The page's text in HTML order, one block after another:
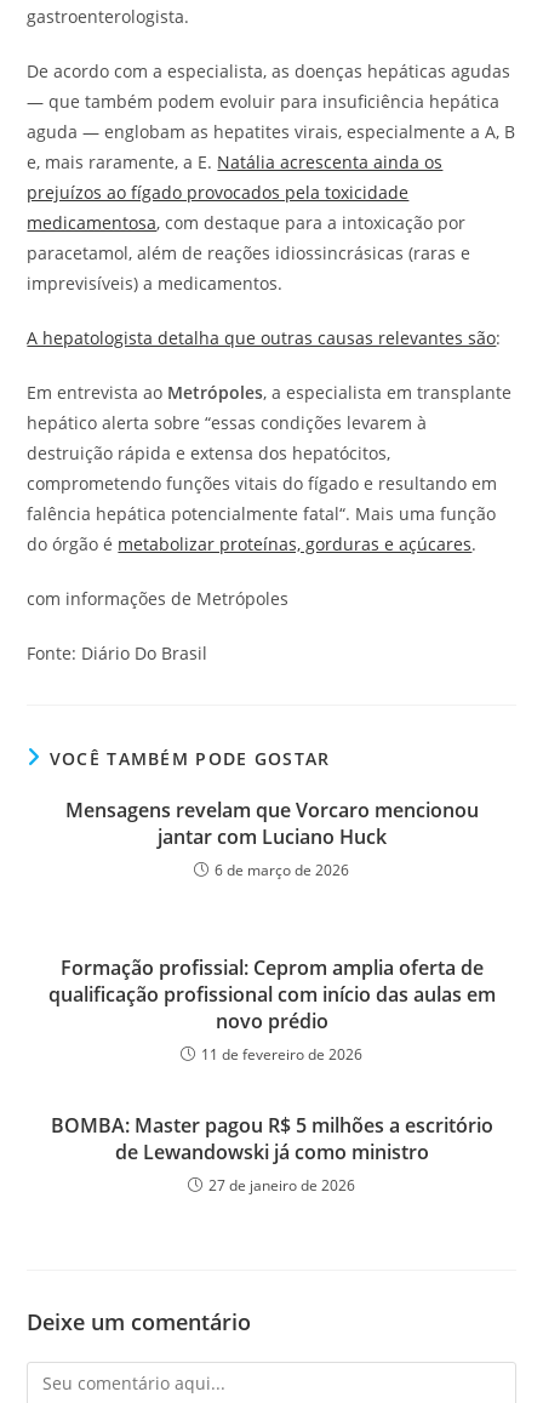
gastroenterologista.
De acordo com a especialista, as doenças hepáticas agudas
— que também podem evoluir para insuficiência hepática
aguda — englobam as hepatites virais, especialmente a A, B
e, mais raramente, a E. Natália acrescenta ainda os
prejuízos ao fígado provocados pela toxicidade
medicamentosa, com destaque para a intoxicação por
paracetamol, além de reações idiossincrásicas (raras e
imprevisíveis) a medicamentos.
A hepatologista detalha que outras causas relevantes são:
Em entrevista ao Metrópoles, a especialista em transplante
hepático alerta sobre “essas condições levarem à
destruição rápida e extensa dos hepatócitos,
comprometendo funções vitais do fígado e resultando em
falência hepática potencialmente fatal“. Mais uma função
do órgão é metabolizar proteínas, gorduras e açúcares.
com informações de Metrópoles
Fonte: Diário Do Brasil
VOCÊ TAMBÉM PODE GOSTAR
Mensagens revelam que Vorcaro mencionou
jantar com Luciano Huck
6 de março de 2026
Formação profissial: Ceprom amplia oferta de
qualificação profissional com início das aulas em
novo prédio
11 de fevereiro de 2026
BOMBA: Master pagou R$ 5 milhões a escritório
de Lewandowski já como ministro
27 de janeiro de 2026
Deixe um comentário
Comentário